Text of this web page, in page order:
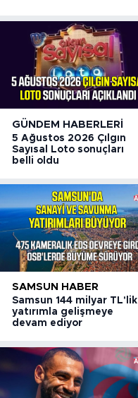
GÜNDEM HABERLERI
5 Ağustos 2026 Çılgın
Sayısal Loto sonuçları
belli oldu
SAMSUN HABER
Samsun 144 milyar TL'lik
yatırımla gelişmeye
devam ediyor